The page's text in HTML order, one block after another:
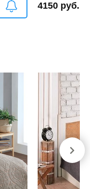
4150 руб.